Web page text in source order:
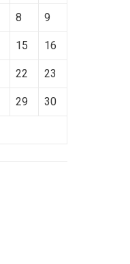
8 9
15 16
22 23
29 30